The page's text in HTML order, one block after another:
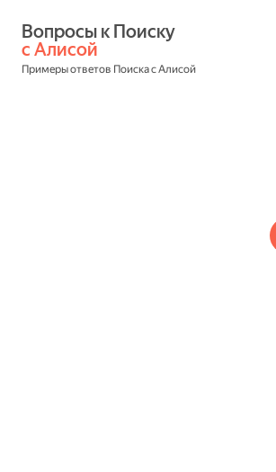
с Алисой
Примеры ответов Поиска с Алисой